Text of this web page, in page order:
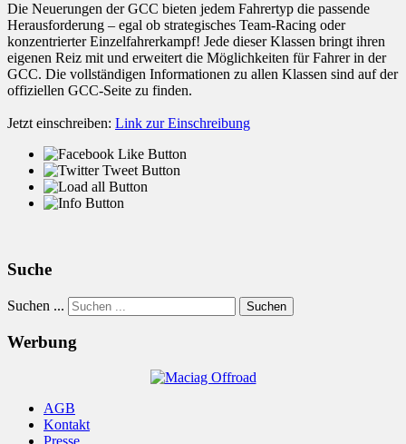
Die Neuerungen der GCC bieten jedem Fahrertyp die passende
Herausforderung – egal ob strategisches Team-Racing oder
konzentrierter Einzelfahrerkampf! Jede dieser Klassen bringt ihren
eigenen Reiz mit und erweitert die Möglichkeiten für Fahrer in der
GCC. Die vollständigen Informationen zu allen Klassen sind auf der
offiziellen GCC-Seite zu finden.
Jetzt einschreiben: Link zur Einschreibung
Suche
Suchen ... Suchen
Werbung
AGB
Kontakt
Presse